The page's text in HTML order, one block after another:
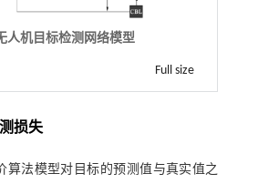
人机目标检测网络模型
Full size
损失
算法模型对目标的预测值与真实值之